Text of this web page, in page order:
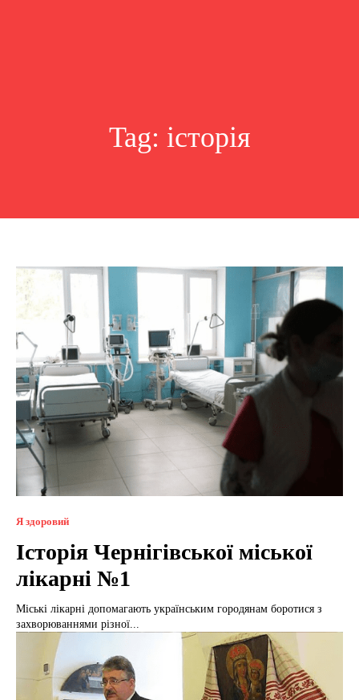
Tag: історія
Я здоровий
Історія Чернігівської міської
лікарні №1
Міські лікарні допомагають українським городянам боротися з
захворюваннями різної...